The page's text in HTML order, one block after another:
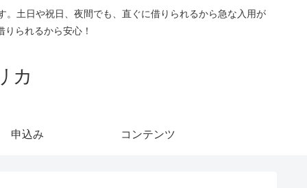
土日や祝日、夜間でも、直ぐに借りられるから急な入用が
られるから安心！
カ
申込み コンテンツ